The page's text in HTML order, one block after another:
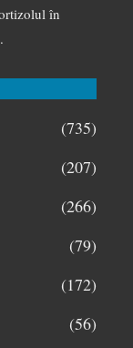
în
(735)
(207)
(266)
(79)
(172)
(56)